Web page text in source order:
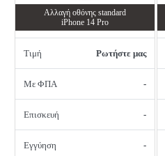
Αλλαγή οθόνης standard
iPhone 14 Pro
Τιμή Ρωτήστε μας
Με ΦΠΑ -
Επισκευή -
Εγγύηση -